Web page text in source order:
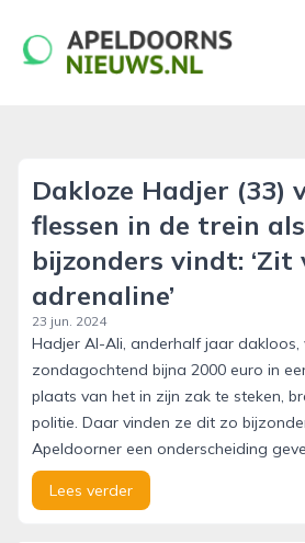
apeldoornsnieuws.nl
Dakloze Hadjer (33)
flessen in de trein
bijzonders vindt: ‘Zit
adrenaline’
23 jun. 2024
Hadjer Al-Ali, anderhalf jaar dakloos,
zondagochtend bijna 2000 euro in
plaats van het in zijn zak te steken,
politie. Daar vinden ze dit zo
Apeldoorner een onderscheiding
Lees verder